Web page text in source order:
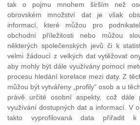
tak o pojmu mnohem širším než
obrovském množství dat je však
informací, které můžou pro
obchodní příležitosti nebo můžou
některých společenských jevů či k
velmi žádoucí z velkých dat vytěžovat
aby mohly být dále využívány pomocí
procesu hledání korelace mezi daty. Z
můžou být vytvářeny „profily“ osob a u
právě určité osobní aspekty, což dále
využívání dostupných dat a informací. V
takto vyprofilovaná data přiřadit